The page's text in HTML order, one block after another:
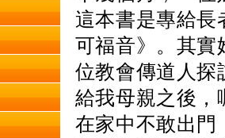
這本書是專給長
可福音》。其實
位教會傳道人探
給我母親之後，
在家中不敢出門